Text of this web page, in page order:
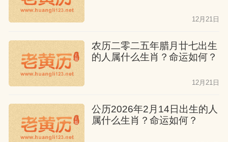
12月21日
农历二零二五年腊月廿七出生
的人属什么生肖？命运如何？
12月21日
公历2026年2月14日出生的人
属什么生肖？命运如何？